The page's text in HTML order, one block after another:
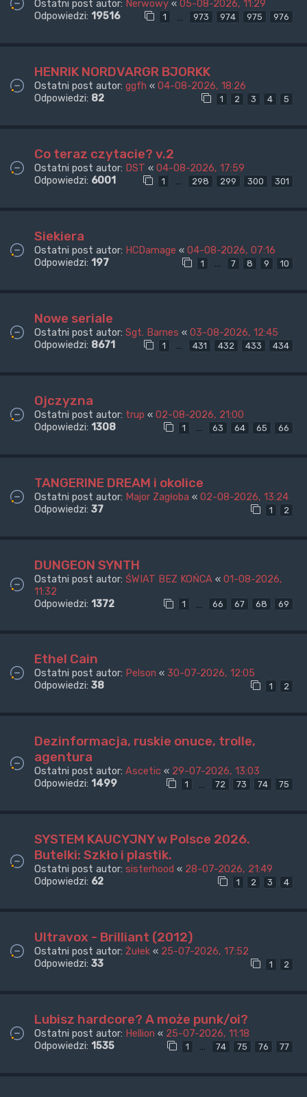
Ostatni post autor: Nerwowy « 05-08-2026, 11:29
Odpowiedzi: 19516 1 … 973 974 975 976
HENRIK NORDVARGR BJORKK
Ostatni post autor: ggfh « 04-08-2026, 18:26
Odpowiedzi: 82 1 2 3 4 5
Co teraz czytacie? v.2
Ostatni post autor: DST « 04-08-2026, 17:59
Odpowiedzi: 6001 1 … 298 299 300 301
Siekiera
Ostatni post autor: HCDamage « 04-08-2026, 07:16
Odpowiedzi: 197 1 … 7 8 9 10
Nowe seriale
Ostatni post autor: Sgt. Barnes « 03-08-2026, 12:45
Odpowiedzi: 8671 1 … 431 432 433 434
Ojczyzna
Ostatni post autor: trup « 02-08-2026, 21:00
Odpowiedzi: 1308 1 … 63 64 65 66
TANGERINE DREAM i okolice
Ostatni post autor: Major Zagłoba « 02-08-2026, 13:24
Odpowiedzi: 37 1 2
DUNGEON SYNTH
Ostatni post autor: ŚWIAT BEZ KOŃCA « 01-08-2026,
11:32
Odpowiedzi: 1372 1 … 66 67 68 69
Ethel Cain
Ostatni post autor: Pelson « 30-07-2026, 12:05
Odpowiedzi: 38 1 2
Dezinformacja, ruskie onuce, trolle,
agentura
Ostatni post autor: Ascetic « 29-07-2026, 13:03
Odpowiedzi: 1499 1 72 73 74 75
SYSTEM KAUCYJNY w Polsce 2026.
Butelki: Szkło i plastik.
Ostatni post autor: sisterhood « 28-07-2026, 21:49
Odpowiedzi: 62 1 2 3 4
Ultravox - Brilliant (2012)
Ostatni post autor: Żułek « 25-07-2026, 17:52
Odpowiedzi: 33 1 2
Lubisz hardcore? A może punk/oi?
Ostatni post autor: Hellion « 25-07-2026, 11:18
Odpowiedzi: 1535 1 … 74 75 76 77